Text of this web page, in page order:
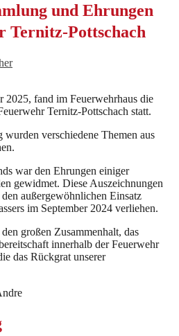
und Ehrungen
Ternitz-Pottschach
2025, fand im Feuerwehrhaus die
Ternitz-Pottschach statt.
verschiedene Themen aus
war den Ehrungen einiger
gewidmet. Diese Auszeichnungen
außergewöhnlichen Einsatz
im September 2024 verliehen.
großen Zusammenhalt, das
innerhalb der Feuerwehr
das Rückgrat unserer